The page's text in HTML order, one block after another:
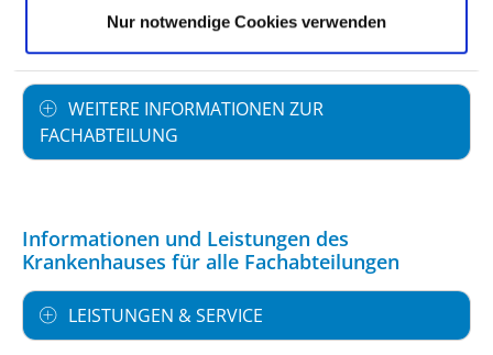
Nur notwendige Cookies verwenden
MEDIZINISCHES LEISTUNGSANGEBOT MIT
WEITERE INFORMATIONEN ZUR
FACHABTEILUNG
Informationen und Leistungen des
Krankenhauses für alle Fachabteilungen
LEISTUNGEN & SERVICE